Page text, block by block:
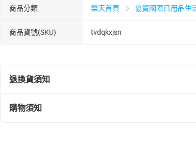
商品分類 樂天首頁 協貿國際日用品生
商品貨號(SKU) tvdqkxjsn
退換貨須知
依據消費者保護法之規定，請您注意下列退換貨資訊
購物須知